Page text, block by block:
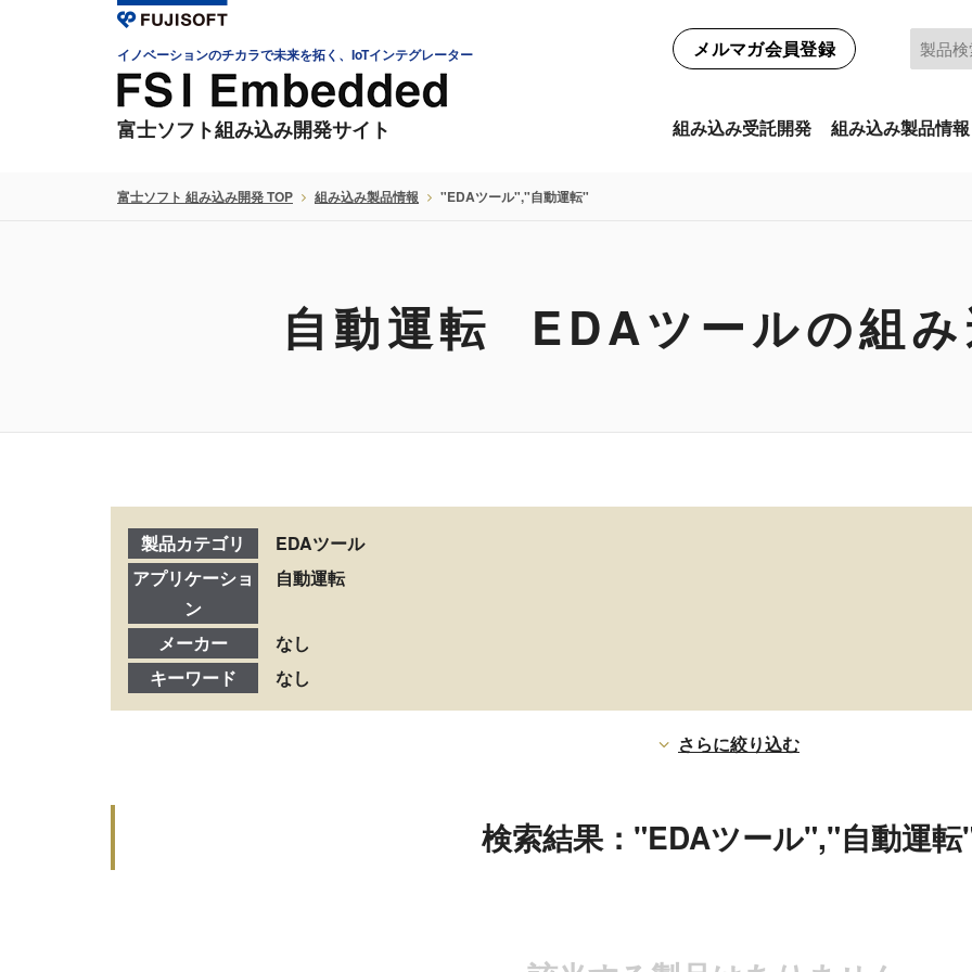
イノベーションのチカラで未来を拓く、IoTインテグレーター
富士ソフト組み込み開発サイト
メルマガ会員登録
組み込み受託開発 組み込み製品情報
富士ソフト 組み込み開発 TOP 組み込み製品情報 "EDAツール","自動運転"
自動運転 EDAツールの組
製品カテゴリ
EDAツール
アプリケーショ
ン
自動運転
メーカー
なし
キーワード
なし
さらに絞り込む
検索結果："EDAツール","自動運